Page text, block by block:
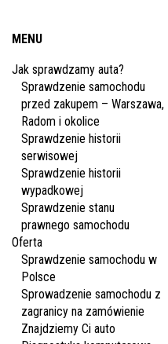
MENU
Jak sprawdzamy auta?
Sprawdzenie samochodu
przed zakupem – Warszawa,
Radom i okolice
Sprawdzenie historii
serwisowej
Sprawdzenie historii
wypadkowej
Sprawdzenie stanu
prawnego samochodu
Oferta
Sprawdzenie samochodu w
Polsce
Sprowadzenie samochodu z
zagranicy na zamówienie
Znajdziemy Ci auto